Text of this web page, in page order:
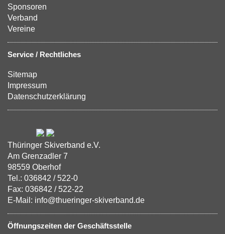
Sponsoren
Verband
Vereine
Service / Rechtliches
Sitemap
Impressum
Datenschutzerklärung
Thüringer Skiverband e.V.
Am Grenzadler 7
98559 Oberhof
Tel.: 036842 / 522-0
Fax: 036842 / 522-22
E-Mail: info@thueringer-skiverband.de
Öffnungszeiten der Geschäftsstelle